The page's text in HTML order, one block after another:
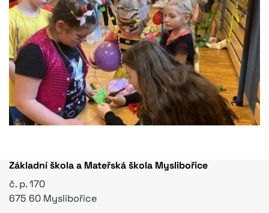
Základní škola a Mateřská škola Myslibořice
č. p. 170
675 60 Myslibořice